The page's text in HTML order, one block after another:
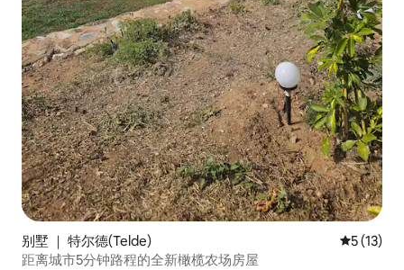
别墅 ｜ 特尔德(Telde) 平均评分
5 (13)
距离城市5分钟路程的全新橄榄农场房屋